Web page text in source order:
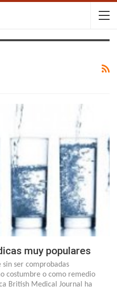
muy populares
sin ser comprobadas
costumbre o como remedio
British Medical Journal ha